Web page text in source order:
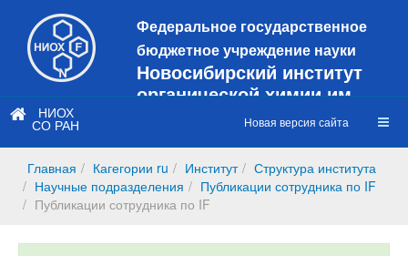
Федеральное государственное
бюджетное учреждение науки
Новосибирский институт
органической химии им.
Н.Н. Ворожцова
сайт
https://web3.nioch.nsc.ru/nioch/
НИОХ
СО РАН Новая версия сайта
Главная Кагегории ru Институт
Структура института
Научные подразделения
Публикации сотрудника по IF
Публикации сотрудника по IF